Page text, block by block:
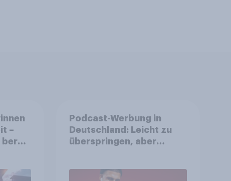
–
Podcast-Werbung in
Deutschland: Leicht zu
überspringen, aber